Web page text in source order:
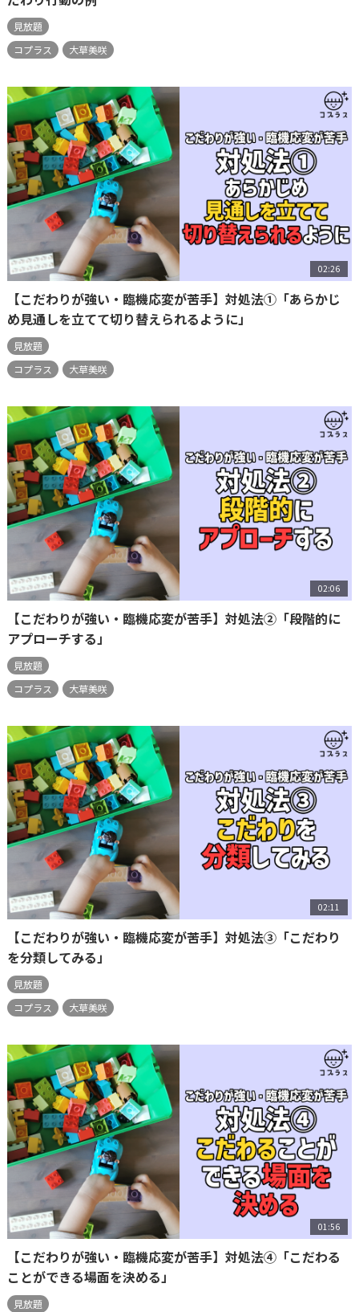
見放題
コプラス
大草美咲
02:26
【こだわりが強い・臨機応変が苦手】対処法①「あらかじ
め見通しを立てて切り替えられるように」
見放題
コプラス
大草美咲
02:06
【こだわりが強い・臨機応変が苦手】対処法②「段階的に
アプローチする」
見放題
コプラス
大草美咲
02:11
【こだわりが強い・臨機応変が苦手】対処法③「こだわり
を分類してみる」
見放題
コプラス
大草美咲
01:56
【こだわりが強い・臨機応変が苦手】対処法④「こだわる
ことができる場面を決める」
見放題